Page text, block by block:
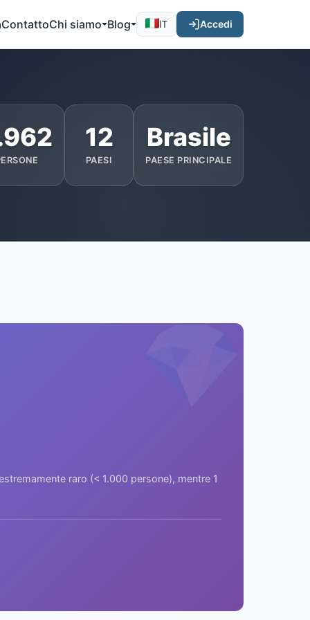
ContattoChi siamo Blog IT Accedi
12
PAESI
Brasile
PAESE PRINCIPALE
💎
raro (< 1.000 persone), mentre 1